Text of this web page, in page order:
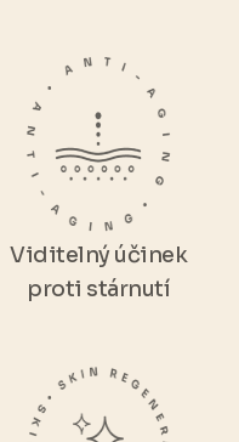
Viditelný účinek
proti stárnutí